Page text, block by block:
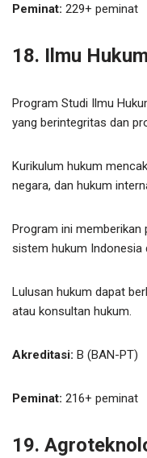
Peminat: 229+ peminat
18. Ilmu Hukum
Program Studi Ilmu
yang berintegritas dan
Kurikulum hukum
negara, dan hukum
Program ini memberikan
sistem hukum Indonesia
Lulusan hukum dapat
atau konsultan hukum.
Akreditasi: B (BAN-PT)
Peminat: 216+ peminat
19.